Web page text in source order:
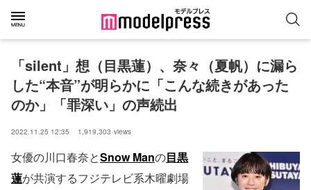
「silent」想（目黒蓮）、奈々（夏帆）に漏ら
した“本音”が明らかに「こんな続きがあった
のか」「罪深い」の声続出
2022.11.25 12:35 1,919,303 views
女優の川口春奈とSnow Manの目黒
蓮が共演するフジテレビ系木曜劇場